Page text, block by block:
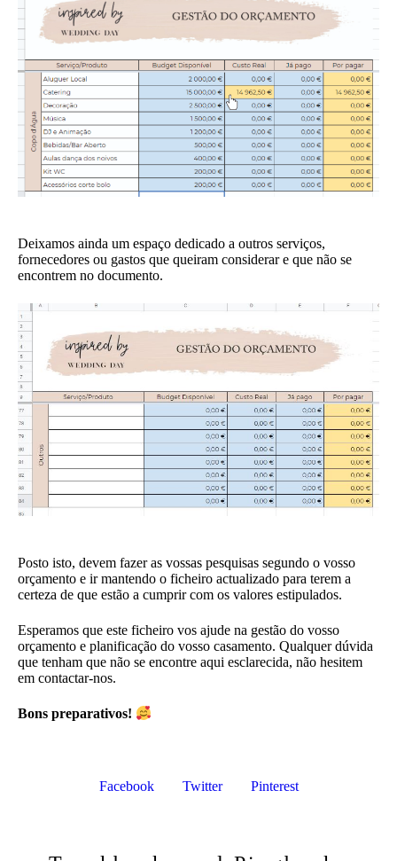
Deixamos ainda um espaço dedicado a outros serviços,
fornecedores ou gastos que queiram considerar e que não se
encontrem no documento.
Posto isto, devem fazer as vossas pesquisas segundo o vosso
orçamento e ir mantendo o ficheiro actualizado para terem a
certeza de que estão a cumprir com os valores estipulados.
Esperamos que este ficheiro vos ajude na gestão do vosso
orçamento e planificação do vosso casamento. Qualquer dúvida
que tenham que não se encontre aqui esclarecida, não hesitem
em contactar-nos.
Bons preparativos!
Facebook Twitter Pinterest